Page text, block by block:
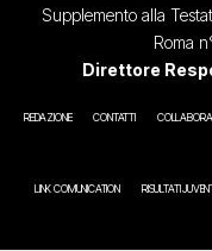
Supplemento alla
Roma
Direttore
REDAZIONE CONTATTI
LINK COMUNICATION RISULTATI